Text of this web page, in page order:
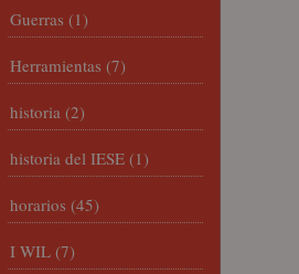
Guerras (1)
Herramientas (7)
historia (2)
historia del IESE (1)
horarios (45)
I WIL (7)